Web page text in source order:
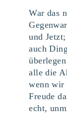
War das
und
auch
alle die
wenn wir
Freude
echt,